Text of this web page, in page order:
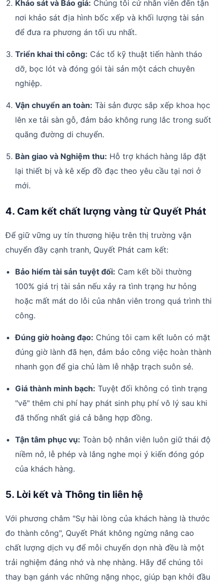
Khảo sát và Báo giá: Chúng tôi cử nhân viên đến tận
nơi khảo sát địa hình bốc xếp và khối lượng tài sản
để đưa ra phương án tối ưu nhất.
Triển khai thi công: Các tổ kỹ thuật tiến hành tháo
dỡ, bọc lót và đóng gói tài sản một cách chuyên
nghiệp.
Vận chuyển an toàn: Tài sản được sắp xếp khoa học
lên xe tải sàn gỗ, đảm bảo không rung lắc trong suốt
quãng đường di chuyển.
Bàn giao và Nghiệm thu: Hỗ trợ khách hàng lắp đặt
lại thiết bị và kê xếp đồ đạc theo yêu cầu tại nơi ở
mới.
4. Cam kết chất lượng vàng từ Quyết Phát
Để giữ vững uy tín thương hiệu trên thị trường vận
chuyển đầy cạnh tranh, Quyết Phát cam kết:
Bảo hiểm tài sản tuyệt đối: Cam kết bồi thường
100% giá trị tài sản nếu xảy ra tình trạng hư hỏng
hoặc mất mát do lỗi của nhân viên trong quá trình thi
công.
Đúng giờ hoàng đạo: Chúng tôi cam kết luôn có mặt
đúng giờ lành đã hẹn, đảm bảo công việc hoàn thành
nhanh gọn để gia chủ làm lễ nhập trạch suôn sẻ.
Giá thành minh bạch: Tuyệt đối không có tình trạng
"vẽ" thêm chi phí hay phát sinh phụ phí vô lý sau khi
đã thống nhất giá cả bằng hợp đồng.
Tận tâm phục vụ: Toàn bộ nhân viên luôn giữ thái độ
niềm nở, lễ phép và lắng nghe mọi ý kiến đóng góp
của khách hàng.
5. Lời kết và Thông tin liên hệ
Với phương châm "Sự hài lòng của khách hàng là thước
đo thành công", Quyết Phát không ngừng nâng cao
chất lượng dịch vụ để mỗi chuyến dọn nhà đều là một
trải nghiệm đáng nhớ và nhẹ nhàng. Hãy để chúng tôi
thay bạn gánh vác những nặng nhọc, giúp bạn khởi đầu